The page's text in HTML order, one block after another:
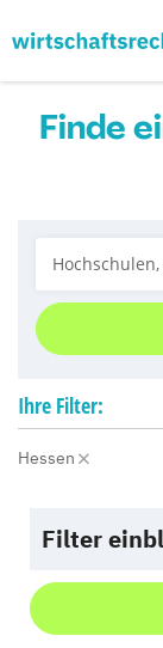
Finde
Ihre Filter:
Hessen
Filter